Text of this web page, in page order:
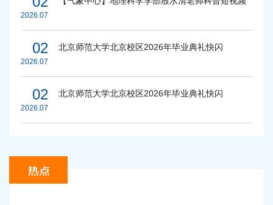
2026.07
02
2026.07
北京师范大学北京校区2026年毕业典礼快闪
02
2026.07
北京师范大学北京校区2026年毕业典礼快闪